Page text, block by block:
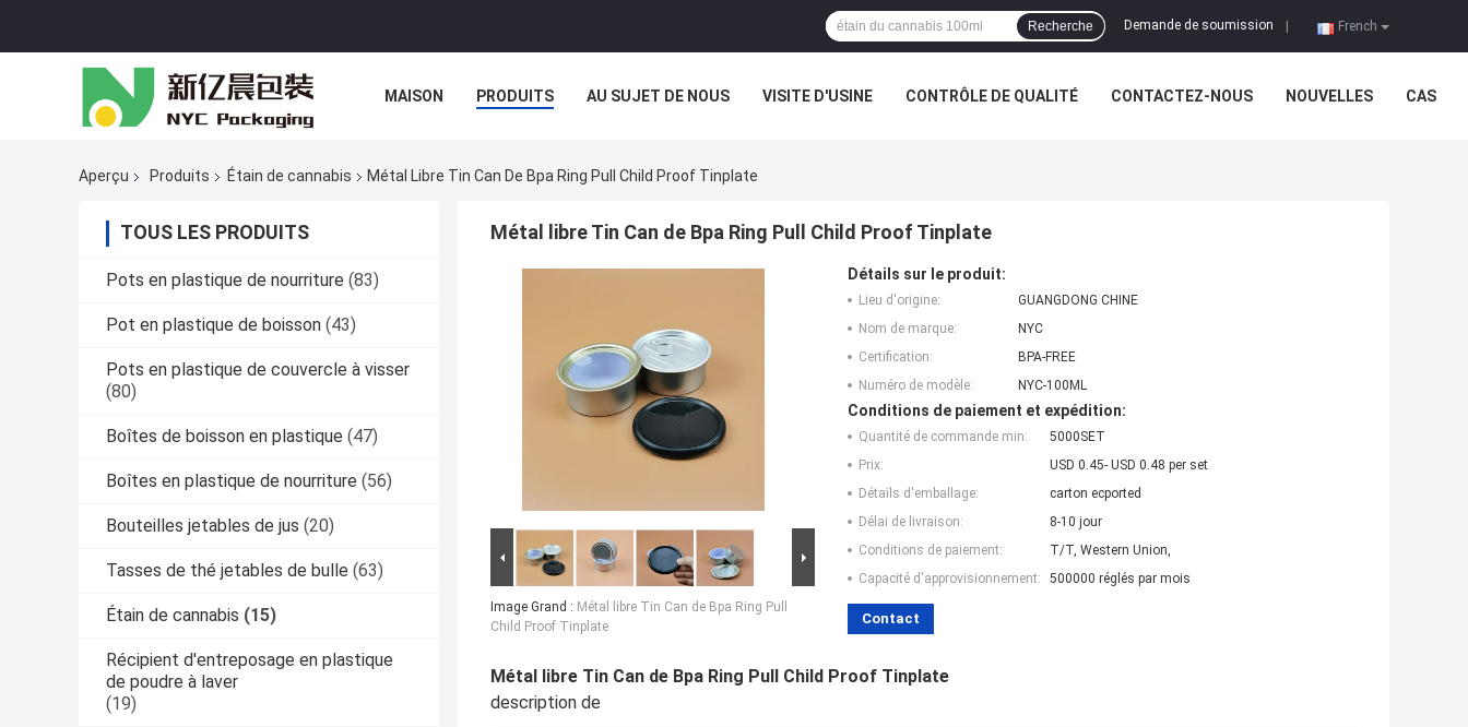
French
Demande de soumission
Recherche
MAISON PRODUITS AU SUJET DE NOUS VISITE D'USINE CONTRÔLE DE QUALITÉ CONTACTEZ-NOUS NOUVELLES CAS
Aperçu Produits Étain de cannabis Métal Libre Tin Can De Bpa Ring Pull Child Proof Tinplate
TOUS LES PRODUITS
Pots en plastique de nourriture (83)
Pot en plastique de boisson (43)
Pots en plastique de couvercle à visser
(80)
Boîtes de boisson en plastique (47)
Boîtes en plastique de nourriture (56)
Bouteilles jetables de jus (20)
Tasses de thé jetables de bulle (63)
Étain de cannabis (15)
Récipient d'entreposage en plastique
de poudre à laver
(19)
Métal libre Tin Can de Bpa Ring Pull Child Proof Tinplate
Image Grand : Métal libre Tin Can de Bpa Ring Pull
Child Proof Tinplate
Détails sur le produit:
Lieu d'origine:
GUANGDONG CHINE
Nom de marque:
NYC
Certification:
BPA-FREE
Numéro de modèle:
NYC-100ML
Conditions de paiement et expédition:
Quantité de commande min:
5000SET
Prix:
USD 0.45- USD 0.48 per set
Détails d'emballage:
carton ecported
Délai de livraison:
8-10 jour
Conditions de paiement:
T/T, Western Union,
Capacité d'approvisionnement:
500000 réglés par mois
Contact
Métal libre Tin Can de Bpa Ring Pull Child Proof Tinplate
description de